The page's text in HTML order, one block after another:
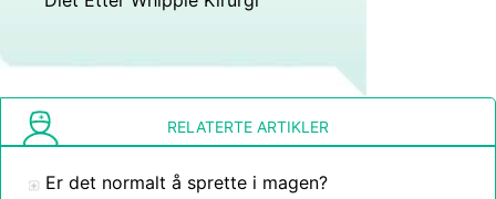
RELATERTE ARTIKLER
Er det normalt å sprette i magen?